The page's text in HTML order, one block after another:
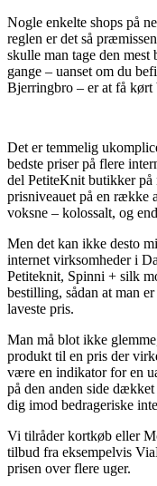
Nogle enkelte shops på
reglen er det så
skulle man tage den
gange – uanset om du
Bjerringbro – er at få kørt
Det er temmelig
bedste priser på flere
del PetiteKnit butikker
prisniveauet på en række
voksne – kolossalt, og
Men det kan ikke desto
internet virksomheder i
Petiteknit, Spinni + silk
bestilling, sådan at man
laveste pris.
Man må blot ikke
produkt til en pris der
være en indikator for en
på den anden side
dig imod bedrageriske
Vi tilråder kortkøb eller
tilbud fra eksempelvis
prisen over flere uger.